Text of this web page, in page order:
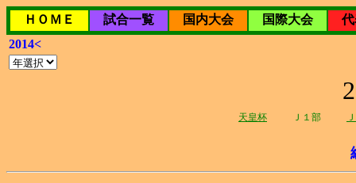
ＨＯＭＥ 試合一覧 国内大会 国際大会
2014<
天皇杯 Ｊ１部